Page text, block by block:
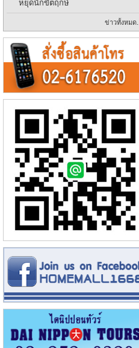
หยุดนักขัตฤกษ์
ข่าวทั้งหมด...